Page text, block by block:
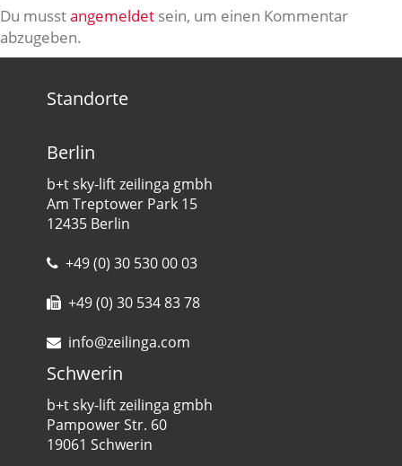
Du musstangemeldet sein, um einen Kommentar
abzugeben.
Standorte
Berlin
b+t sky-lift zeilinga gmbh
Am Treptower Park 15
12435 Berlin
+49 (0) 30 530 00 03
+49 (0) 30 534 83 78
info@zeilinga.com
Schwerin
b+t sky-lift zeilinga gmbh
Pampower Str. 60
19061 Schwerin